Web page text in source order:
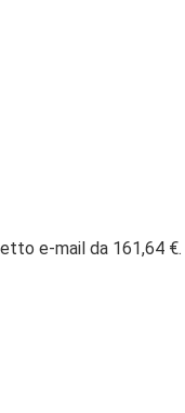
e-mail da 161,64 €.